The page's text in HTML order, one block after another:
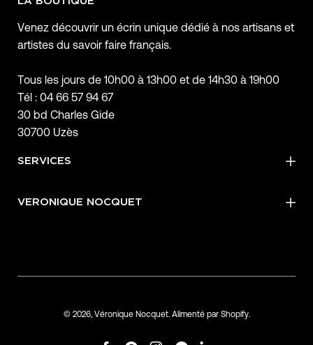
Venez découvrir un écrin unique dédié à nos artisans et
artistes du savoir faire français.
Tous les jours de 10h00 à 13h00 et de 14h30 à 19h00
Tél : 04 66 57 94 67
30 bd Charles Gide
30700 Uzès
SERVICES
VERONIQUE NOCQUET
© 2026, Véronique Nocquet. Alimenté par Shopify.